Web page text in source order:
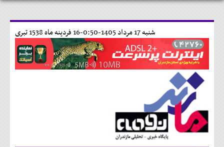
16 فردينه ماه 1538 تبری شنبه 17 مرداد 1405-0:50-